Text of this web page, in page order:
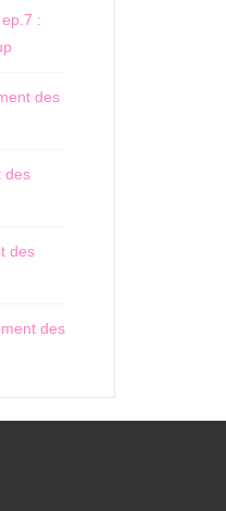
:
des
des
des
des